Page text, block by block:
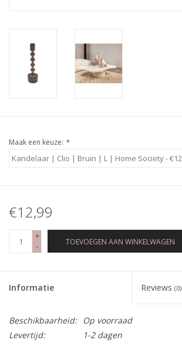
Maak een keuze: *
€12,99
+
-
TOEVOEGEN AAN WINKELWAGEN
Informatie Reviews (0)
Beschikbaarheid:
Op voorraad
Levertijd:
1-2 dagen